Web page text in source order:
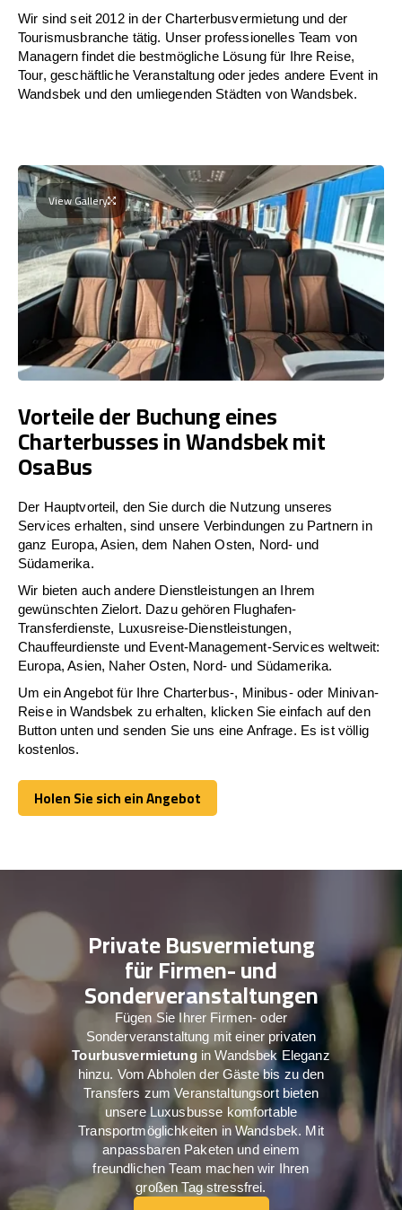
Wir sind seit 2012 in der Charterbusvermietung und der
Tourismusbranche tätig. Unser professionelles Team von
Managern findet die bestmögliche Lösung für Ihre Reise,
Tour, geschäftliche Veranstaltung oder jedes andere Event in
Wandsbek und den umliegenden Städten von Wandsbek.
View Gallery
Vorteile der Buchung eines
Charterbusses in Wandsbek mit
OsaBus
Der Hauptvorteil, den Sie durch die Nutzung unseres
Services erhalten, sind unsere Verbindungen zu Partnern in
ganz Europa, Asien, dem Nahen Osten, Nord- und
Südamerika.
Wir bieten auch andere Dienstleistungen an Ihrem
gewünschten Zielort. Dazu gehören Flughafen-
Transferdienste, Luxusreise-Dienstleistungen,
Chauffeurdienste und Event-Management-Services weltweit:
Europa, Asien, Naher Osten, Nord- und Südamerika.
Um ein Angebot für Ihre Charterbus-, Minibus- oder Minivan-
Reise in Wandsbek zu erhalten, klicken Sie einfach auf den
Button unten und senden Sie uns eine Anfrage. Es ist völlig
kostenlos.
Holen Sie sich ein Angebot
Holen Sie sich ein Angebot
Private Busvermietung
für Firmen- und
Sonderveranstaltungen
Fügen Sie Ihrer Firmen- oder
Sonderveranstaltung mit einer privaten
Tourbusvermietungin Wandsbek Eleganz
hinzu. Vom Abholen der Gäste bis zu den
Transfers zum Veranstaltungsort bieten
unsere Luxusbusse komfortable
Transportmöglichkeiten in Wandsbek. Mit
anpassbaren Paketen und einem
freundlichen Team machen wir Ihren
großen Tag stressfrei.